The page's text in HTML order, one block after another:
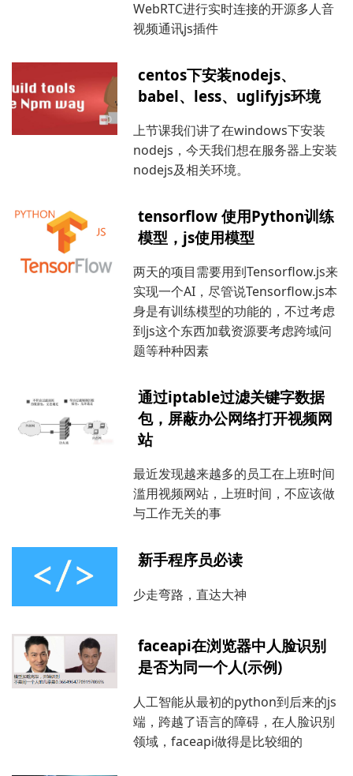
WebRTC进行实时连接的开源多人音
视频通讯js插件
centos下安装nodejs、
babel、less、uglifyjs环境
上节课我们讲了在windows下安装
nodejs，今天我们想在服务器上安装
nodejs及相关环境。
tensorflow 使用Python训练
模型，js使用模型
两天的项目需要用到Tensorflow.js来
实现一个AI，尽管说Tensorflow.js本
身是有训练模型的功能的，不过考虑
到js这个东西加载资源要考虑跨域问
题等种种因素
通过iptable过滤关键字数据
包，屏蔽办公网络打开视频网
站
最近发现越来越多的员工在上班时间
滥用视频网站，上班时间，不应该做
与工作无关的事
新手程序员必读
少走弯路，直达大神
faceapi在浏览器中人脸识别
是否为同一个人(示例)
人工智能从最初的python到后来的js
端，跨越了语言的障碍，在人脸识别
领域，faceapi做得是比较细的